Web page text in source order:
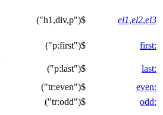
el1,el2,el3
$("h1,div,p")
:first
$("p:first")
:last
$("p:last")
:even
$("tr:even")
:odd
$("tr:odd")